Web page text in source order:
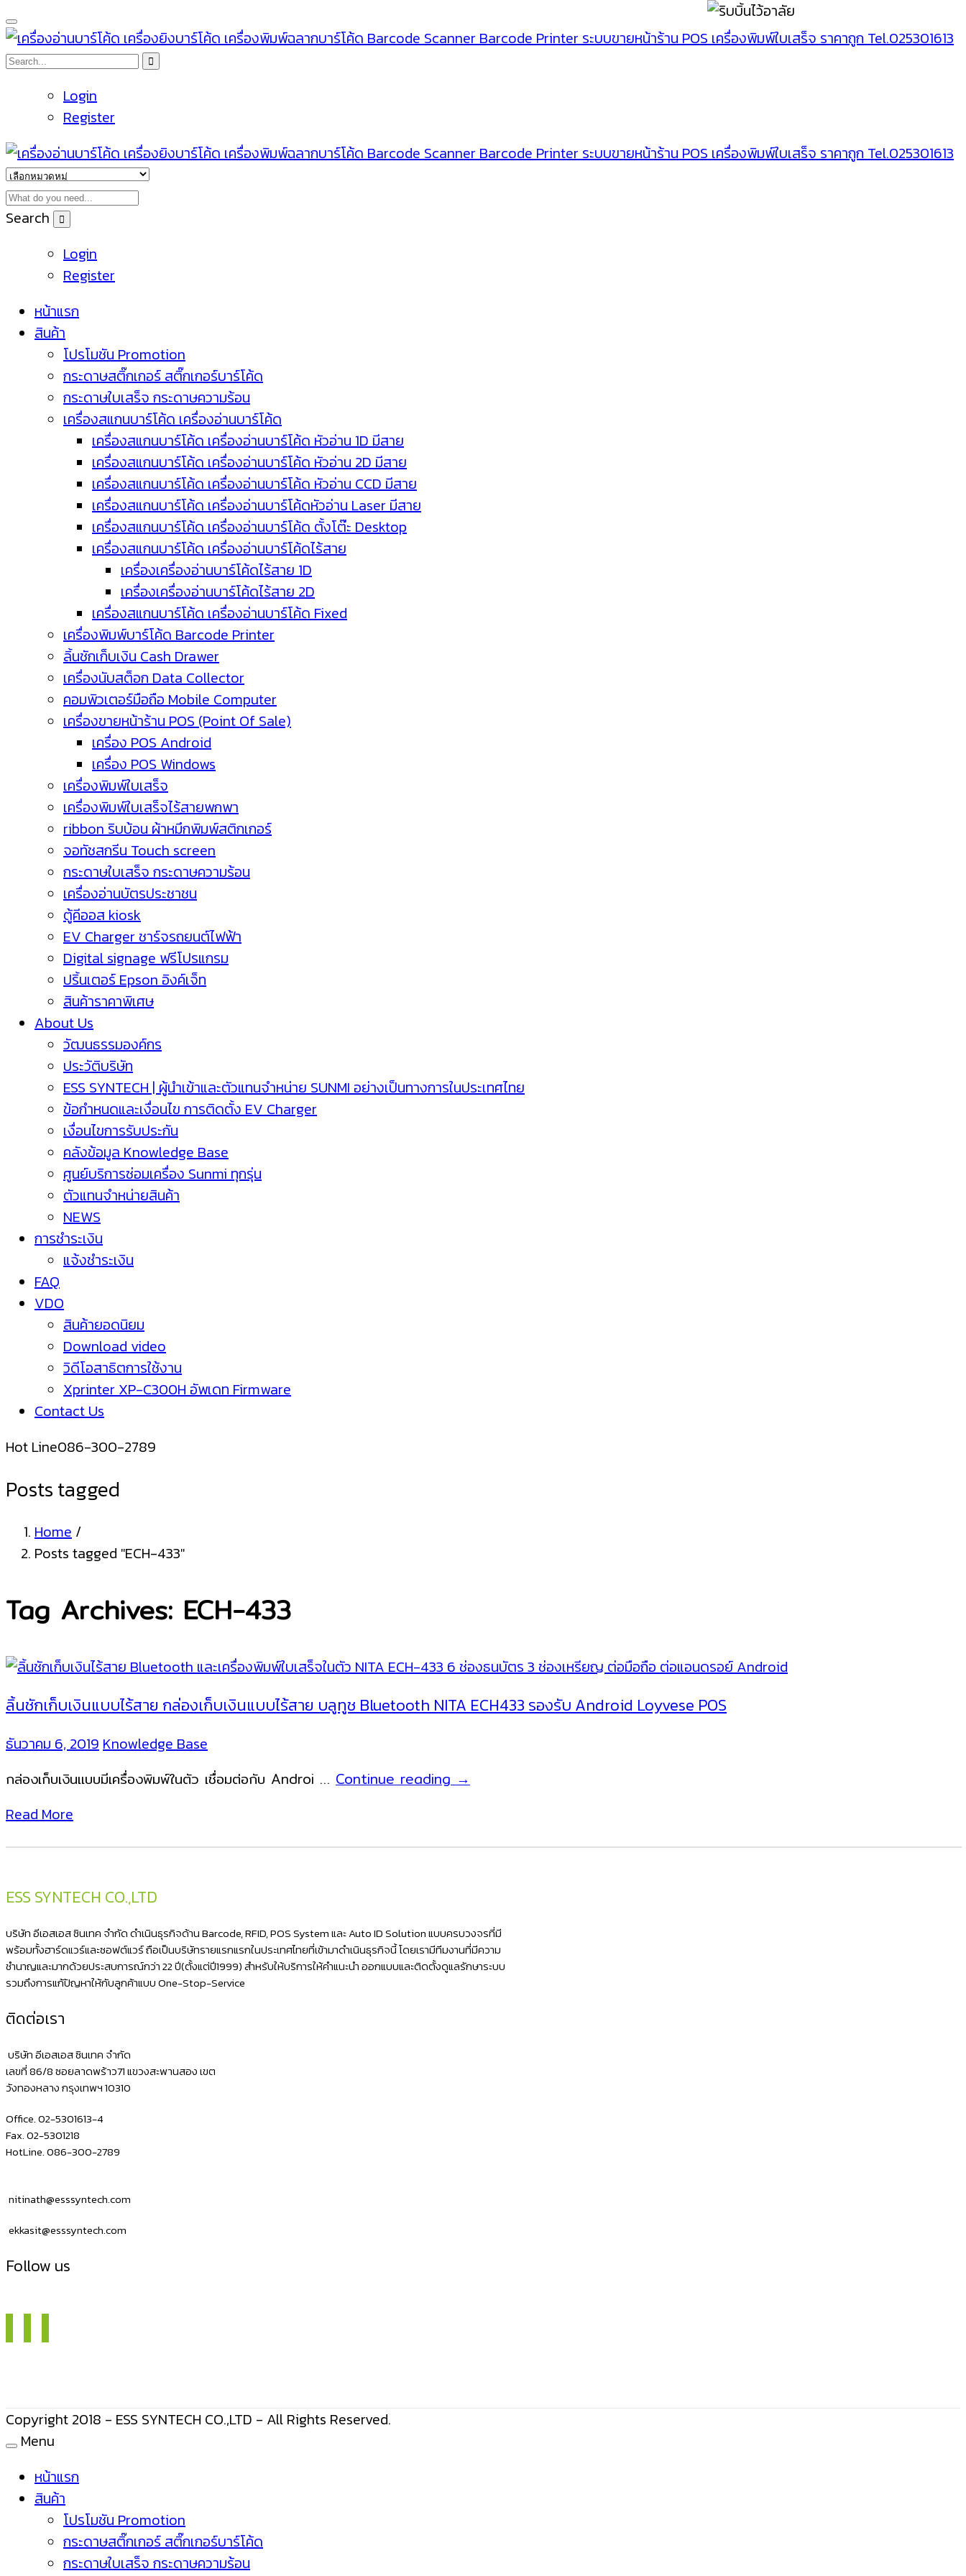
Login
Register
Search
Login
Register
หน้าแรก
สินค้า
โปรโมชัน Promotion
กระดาษสติ๊กเกอร์ สติ๊กเกอร์บาร์โค้ด
กระดาษใบเสร็จ กระดาษความร้อน
เครื่องสแกนบาร์โค้ด เครื่องอ่านบาร์โค้ด
เครื่องสแกนบาร์โค้ด เครื่องอ่านบาร์โค้ด หัวอ่าน 1D มีสาย
เครื่องสแกนบาร์โค้ด เครื่องอ่านบาร์โค้ด หัวอ่าน 2D มีสาย
เครื่องสแกนบาร์โค้ด เครื่องอ่านบาร์โค้ด หัวอ่าน CCD มีสาย
เครื่องสแกนบาร์โค้ด เครื่องอ่านบาร์โค้ดหัวอ่าน Laser มีสาย
เครื่องสแกนบาร์โค้ด เครื่องอ่านบาร์โค้ด ตั้งโต๊ะ Desktop
เครื่องสแกนบาร์โค้ด เครื่องอ่านบาร์โค้ดไร้สาย
เครื่องเครื่องอ่านบาร์โค้ดไร้สาย 1D
เครื่องเครื่องอ่านบาร์โค้ดไร้สาย 2D
เครื่องสแกนบาร์โค้ด เครื่องอ่านบาร์โค้ด Fixed
เครื่องพิมพ์บาร์โค้ด Barcode Printer
ลิ้นชักเก็บเงิน Cash Drawer
เครื่องนับสต็อก Data Collector
คอมพิวเตอร์มือถือ Mobile Computer
เครื่องขายหน้าร้าน POS (Point Of Sale)
เครื่อง POS Android
เครื่อง POS Windows
เครื่องพิมพ์ใบเสร็จ
เครื่องพิมพ์ใบเสร็จไร้สายพกพา
ribbon ริบบ้อน ผ้าหมึกพิมพ์สติกเกอร์
จอทัชสกรีน Touch screen
กระดาษใบเสร็จ กระดาษความร้อน
เครื่องอ่านบัตรประชาชน
ตู้คีออส kiosk
EV Charger ชาร์จรถยนต์ไฟฟ้า
Digital signage ฟรีโปรแกรม
ปริ้นเตอร์ Epson อิงค์เจ็ท
สินค้าราคาพิเศษ
About Us
วัฒนธรรมองค์กร
ประวัติบริษัท
ESS SYNTECH | ผู้นำเข้าและตัวแทนจำหน่าย SUNMI อย่างเป็นทางการในประเทศไทย
ข้อกำหนดและเงื่อนไข การติดตั้ง EV Charger
เงื่อนไขการรับประกัน
คลังข้อมูล Knowledge Base
ศูนย์บริการซ่อมเครื่อง Sunmi ทุกรุ่น
ตัวแทนจำหน่ายสินค้า
NEWS
การชำระเงิน
แจ้งชำระเงิน
FAQ
VDO
สินค้ายอดนิยม
Download video
วิดีโอสาธิตการใช้งาน
Xprinter XP-C300H อัพเดท Firmware
Contact Us
Hot Line086-300-2789
Posts tagged
Home /
Posts tagged "ECH-433"
Tag Archives: ECH-433
ลิ้นชักเก็บเงินแบบไร้สาย กล่องเก็บเงินแบบไร้สาย บลูทูช Bluetooth NITA ECH433 รองรับ Android Loyvese POS
ธันวาคม 6, 2019Knowledge Base
กล่องเก็บเงินแบบมีเครื่องพิมพ์ในตัว เชื่อมต่อกับ Androi … Continue readingลิ้น
เงิน
กล่อง
เก็บ
เงิน
→
Read More
ESS SYNTECH CO.,LTD
บริษัท อีเอสเอส ซินเทค จำกัด ดำเนินธุรกิจด้าน Barcode, RFID, POS System และ Auto ID Solution แบบครบวงจรที่มี
พร้อมทั้งฮาร์ดแวร์และซอฟต์แวร์ ถือเป็นบริษัทรายแรกแรกในประเทศไทยที่เข้ามาดำเนินธุรกิจนี้ โดยเรามีทีมงานที่มีความ
ชำนาญและมากด้วยประสบการณ์กว่า 22 ปี(ตั้งแต่ปี1999) สำหรับให้บริการให้คำแนะนำ ออกแบบและติดตั้งดูแลรักษาระบบ
รวมถึงการแก้ปัญหาให้กับลูกค้าแบบ One-Stop-Service
ติดต่อเรา
บริษัท อีเอสเอส ซินเทค จำกัด
เลขที่ 86/8 ซอยลาดพร้าว71 แขวงสะพานสอง เขต
วังทองหลาง กรุงเทพฯ 10310
Office. 02-5301613-4
Fax. 02-5301218
HotLine. 086-300-2789
nitinath@esssyntech.com
ekkasit@esssyntech.com
Follow us
Copyright 2018 - ESS SYNTECH CO.,LTD - All Rights Reserved.
Menu
หน้าแรก
สินค้า
โปรโมชัน Promotion
กระดาษสติ๊กเกอร์ สติ๊กเกอร์บาร์โค้ด
กระดาษใบเสร็จ กระดาษความร้อน